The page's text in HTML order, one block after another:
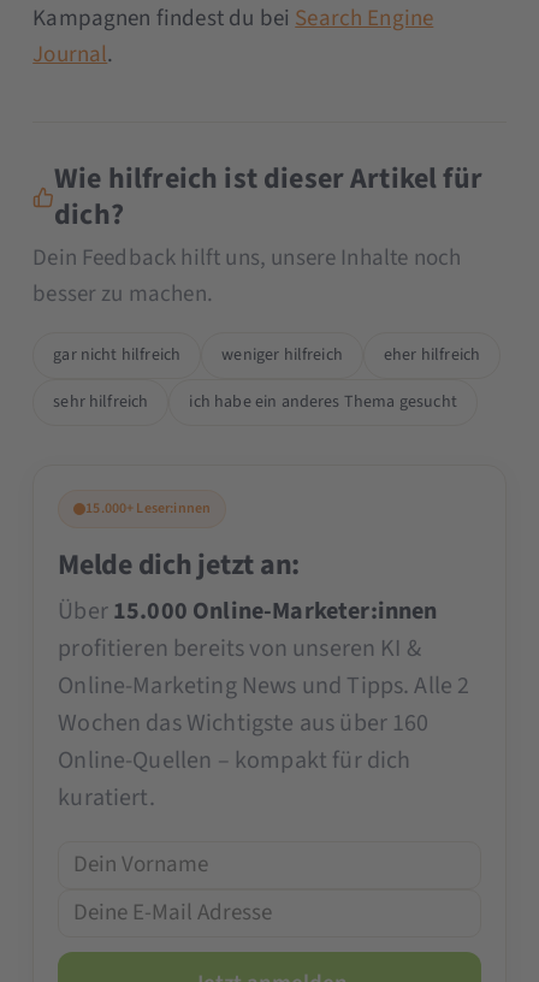
Kampagnen findest du beiSearch Engine
Journal.
Wie hilfreich ist dieser Artikel für
dich?
Dein Feedback hilft uns, unsere Inhalte noch
besser zu machen.
gar nicht hilfreich weniger hilfreich
eher hilfreich
sehr hilfreich
ich habe ein anderes Thema gesucht
15.000+ Leser:innen
Melde dich jetzt an:
Über15.000 Online-Marketer:innen
profitieren bereits von unseren KI &
Online-Marketing News und Tipps. Alle 2
Wochen das Wichtigste aus über 160
Online-Quellen – kompakt für dich
kuratiert.